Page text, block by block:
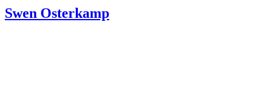
Swen Osterkamp